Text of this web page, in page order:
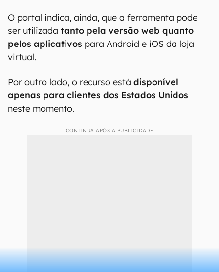
O portal indica, ainda, que a ferramenta pode
ser utilizada tanto pela versão web quanto
pelos aplicativos para Android e iOS da loja
virtual.
Por outro lado, o recurso está disponível
apenas para clientes dos Estados Unidos
neste momento.
CONTINUA APÓS A PUBLICIDADE